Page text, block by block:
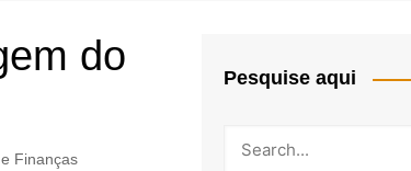
do
Finanças
Pesquise aqui